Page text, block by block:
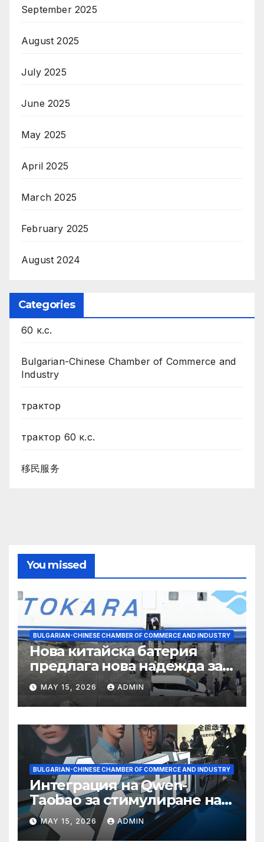
September 2025
August 2025
July 2025
June 2025
May 2025
April 2025
March 2025
February 2025
August 2024
Categories
60 к.с.
Bulgarian-Chinese Chamber of Commerce and
Industry
трактор
трактор 60 к.с.
移民服务
You missed
BULGARIAN-CHINESE CHAMBER OF COMMERCE AND INDUSTRY
Нова китайска батерия
предлага нова надежда за
съхранение на водород
MAY 15, 2026 ADMIN
BULGARIAN-CHINESE CHAMBER OF COMMERCE AND INDUSTRY
Интеграция на Qwen-
Taobao за стимулиране на
пазаруването 618
MAY 15, 2026 ADMIN